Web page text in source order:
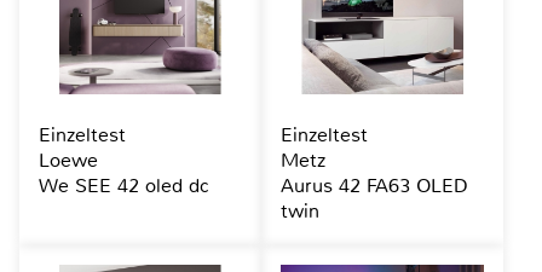
Einzeltest
Loewe
We SEE 42 oled dc
Einzeltest
Metz
Aurus 42 FA63 OLED
twin